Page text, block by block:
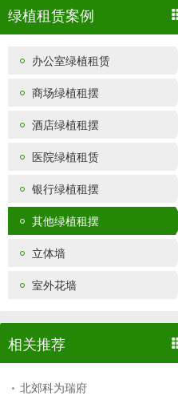
绿植租赁案例
办公室绿植租赁
商场绿植租摆
酒店绿植租摆
医院绿植租赁
银行绿植租摆
其他绿植租摆
立体墙
室外花墙
相关推荐
北郊科为瑞府